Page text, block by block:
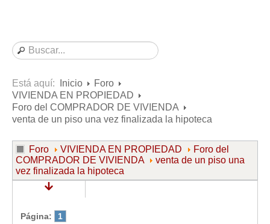
Contratos de Arrendamiento
De uso distinto al de vivienda
Otros contratos de Arrendamiento
Requerimientos y comunicaciones
Para contratos anteriores al 6 de junio de 2013
Para contratos de Renta Antigua
Formularios sobre Vivienda en Propiedad
Modelos de Contratos
Está aquí: Inicio
Foro
VIVIENDA EN PROPIEDAD
Foro del COMPRADOR DE VIVIENDA
venta de un piso una vez finalizada la hipoteca
Foro VIVIENDA EN PROPIEDAD
Foro del
COMPRADOR DE VIVIENDA
venta de un piso una
vez finalizada la hipoteca
Página: 1